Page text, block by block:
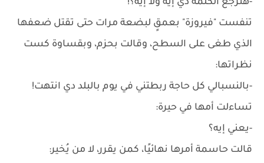
-هترجع الكلمة دي إيه ولا إيه؟!
تنفست "فيروزة" بعمقٍ لبضعة مرات حتى تقتل ضعفها
الذي طغى على السطح، وقالت بحزم، وبقساوة كست
نظراتها:
-بالنسبالي كل حاجة ربطتني في يوم بالبلد دي انتهت!
تساءلت أمها في حيرة:
-يعني إيه؟
قالت حاسمة أمرها نهائيًا، كمن يقرر، لا من يُخير: